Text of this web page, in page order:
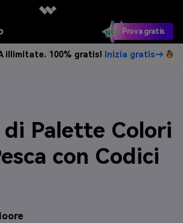
Prova gratis
illimitate. 100% gratis! Inizia gratis→
di Palette Colori
con Codici